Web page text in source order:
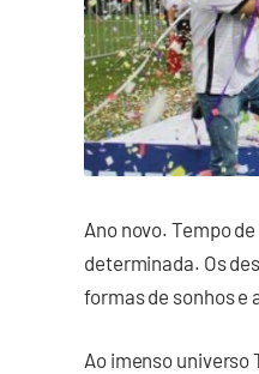
Ano novo. Tempo
determinada. Os
formas de sonhos e
Ao imenso universo